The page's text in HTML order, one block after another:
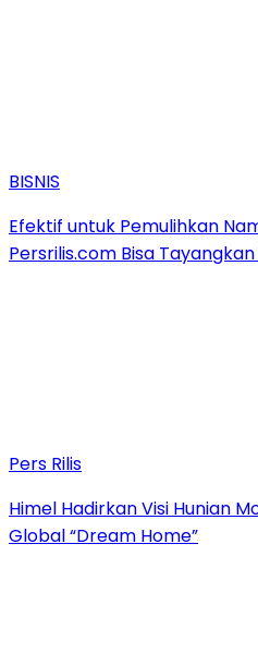
BISNIS
Efektif untuk Pemulihkan
Persrilis.com Bisa
Pers Rilis
Himel Hadirkan Visi Hunian
Global “Dream Home”